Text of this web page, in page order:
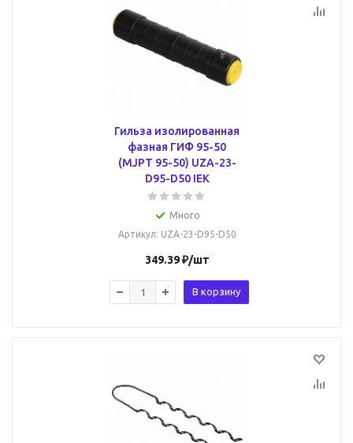
Гильза изолированная
фазная ГИФ 95-50
(MJPT 95-50) UZA-23-
D95-D50 IEK
Много
Артикул: UZA-23-D95-D50
349.39₽/шт
В корзину